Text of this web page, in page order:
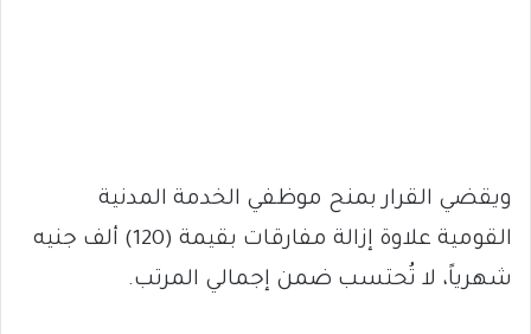
ويقضي القرار بمنح موظفي الخدمة المدنية
القومية علاوة إزالة مفارقات بقيمة (120) ألف جنيه
شهرياً، لا تُحتسب ضمن إجمالي المرتب.